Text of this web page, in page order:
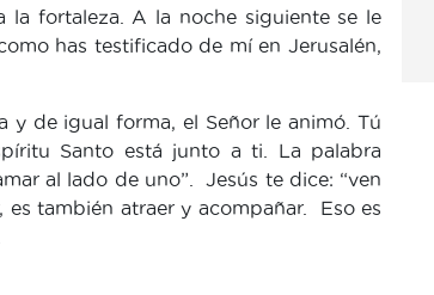
la fortaleza. A la noche siguiente se le
has testificado de mí en Jerusalén,
y de igual forma, el Señor le animó. Tú
Santo está junto a ti. La palabra
al lado de uno”. Jesús te dice: “ven
es también atraer y acompañar. Eso es